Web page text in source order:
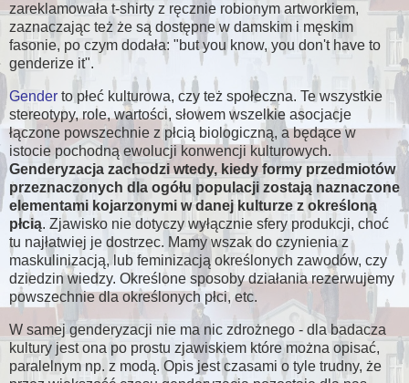
zareklamowała t-shirty z ręcznie robionym artworkiem,
zaznaczając też że są dostępne w damskim i męskim
fasonie, po czym dodała: "but you know, you don't have to
genderize it".
Gender to płeć kulturowa, czy też społeczna. Te wszystkie
stereotypy, role, wartości, słowem wszelkie asocjacje
łączone powszechnie z płcią biologiczną, a będące w
istocie pochodną ewolucji konwencji kulturowych.
Genderyzacja zachodzi wtedy, kiedy formy przedmiotów
przeznaczonych dla ogółu populacji zostają naznaczone
elementami kojarzonymi w danej kulturze z określoną
płcią. Zjawisko nie dotyczy wyłącznie sfery produkcji, choć
tu najłatwiej je dostrzec. Mamy wszak do czynienia z
maskulinizacją, lub feminizacją określonych zawodów, czy
dziedzin wiedzy. Określone sposoby działania rezerwujemy
powszechnie dla określonych płci, etc.
W samej genderyzacji nie ma nic zdrożnego - dla badacza
kultury jest ona po prostu zjawiskiem które można opisać,
paralelnym np. z modą. Opis jest czasami o tyle trudny, że